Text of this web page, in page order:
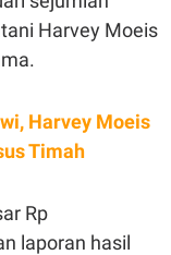
Harvey Moeis
Harvey Moeis
Timah
Rp
laporan hasil